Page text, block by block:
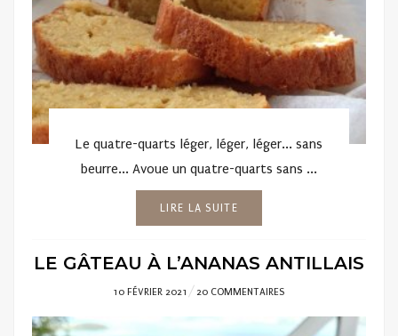
Le quatre-quarts léger, léger, léger... sans
beurre... Avoue un quatre-quarts sans ...
LIRE LA SUITE
LE GÂTEAU À L’ANANAS ANTILLAIS
POSTED
10 FÉVRIER 2021 20 COMMENTAIRES